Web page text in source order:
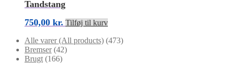
Tandstang
750,00 kr. Tilføj til kurv
Alle varer (All products) (473)
Bremser (42)
Brugt (166)